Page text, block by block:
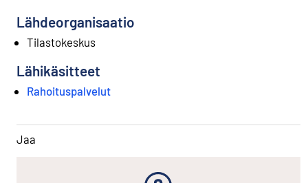
Lähdeorganisaatio
Tilastokeskus
Lähikäsitteet
Rahoituspalvelut
Jaa